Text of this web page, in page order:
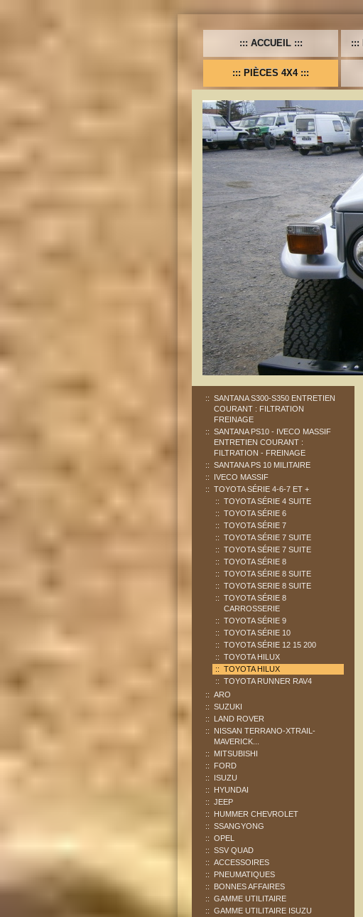
ACCUEIL
PIÈCES 4X4
SANTANA S300-S350 ENTRETIEN
COURANT : FILTRATION
FREINAGE
SANTANA PS10 - IVECO MASSIF
ENTRETIEN COURANT :
FILTRATION - FREINAGE
SANTANA PS 10 MILITAIRE
IVECO MASSIF
TOYOTA SÉRIE 4-6-7 ET +
TOYOTA SÉRIE 4 SUITE
TOYOTA SÉRIE 6
TOYOTA SÉRIE 7
TOYOTA SÉRIE 7 SUITE
TOYOTA SÉRIE 7 SUITE
TOYOTA SÉRIE 8
TOYOTA SÉRIE 8 SUITE
TOYOTA SERIE 8 SUITE
TOYOTA SÉRIE 8
CARROSSERIE
TOYOTA SÉRIE 9
TOYOTA SÉRIE 10
TOYOTA SÉRIE 12 15 200
TOYOTA HILUX
TOYOTA HILUX
TOYOTA RUNNER RAV4
ARO
SUZUKI
LAND ROVER
NISSAN TERRANO-XTRAIL-
MAVERICK...
MITSUBISHI
FORD
ISUZU
HYUNDAI
JEEP
HUMMER CHEVROLET
SSANGYONG
OPEL
SSV QUAD
ACCESSOIRES
PNEUMATIQUES
BONNES AFFAIRES
GAMME UTILITAIRE
GAMME UTILITAIRE ISUZU